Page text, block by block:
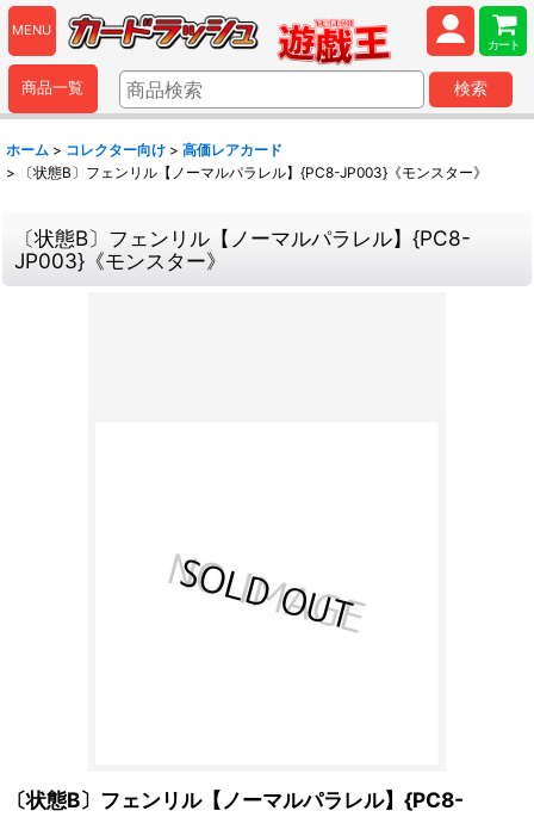
MENU
カート
商品一覧 検索
ホーム > コレクター向け > 高価レアカード
>
〔状態B〕フェンリル【ノーマルパラレル】{PC8-JP003}《モンスター》
〔状態B〕フェンリル【ノーマルパラレル】{PC8-
JP003}《モンスター》
〔状態B〕フェンリル【ノーマルパラレル】{PC8-